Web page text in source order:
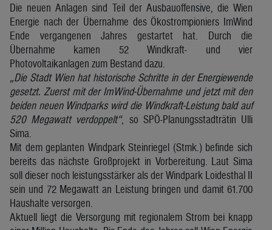
Die neuen Anlagen sind Teil der Ausbauoffensive, die Wien
Energie nach der Übernahme des Ökostrompioniers ImWind
Ende vergangenen Jahres gestartet hat. Durch die
Übernahme kamen 52 Windkraft- und vier
Photovoltaikanlagen zum Bestand dazu.
„Die Stadt Wien hat historische Schritte in der Energiewende
gesetzt. Zuerst mit der ImWind-Übernahme und jetzt mit den
beiden neuen Windparks wird die Windkraft-Leistung bald auf
520 Megawatt verdoppelt“, so SPÖ-Planungsstadträtin Ulli
Sima.
Mit dem geplanten Windpark Steinriegel (Stmk.) befinde sich
bereits das nächste Großprojekt in Vorbereitung. Laut Sima
soll dieser noch leistungsstärker als der Windpark Loidesthal II
sein und 72 Megawatt an Leistung bringen und damit 61.700
Haushalte versorgen.
Aktuell liegt die Versorgung mit regionalem Strom bei knapp